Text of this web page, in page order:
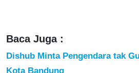
Baca Juga :
Dishub Minta Pengendara tak
Kota Bandung